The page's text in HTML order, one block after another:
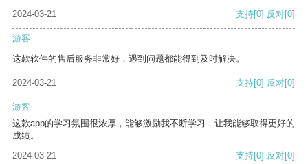
2024-03-21
支持[0] 反对[0]
游客
这款软件的售后服务非常好，遇到问题都能得到及时解决。
2024-03-21 支持[0] 反对[0]
游客
这款app的学习氛围很浓厚，能够激励我不断学习，让我能够取得更好的
成绩。
2024-03-21
支持[0] 反对[0]